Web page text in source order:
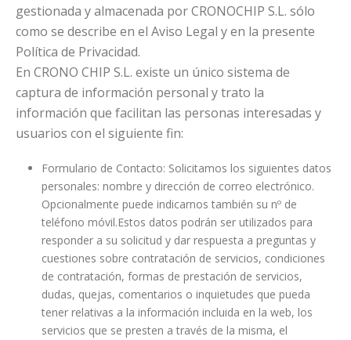
gestionada y almacenada por CRONOCHIP S.L. sólo
como se describe en el Aviso Legal y en la presente
Política de Privacidad.
En CRONO CHIP S.L. existe un único sistema de
captura de información personal y trato la
información que facilitan las personas interesadas y
usuarios con el siguiente fin:
Formulario de Contacto: Solicitamos los siguientes datos
personales: nombre y dirección de correo electrónico.
Opcionalmente puede indicarnos también su nº de
teléfono móvil.Estos datos podrán ser utilizados para
responder a su solicitud y dar respuesta a preguntas y
cuestiones sobre contratación de servicios, condiciones
de contratación, formas de prestación de servicios,
dudas, quejas, comentarios o inquietudes que pueda
tener relativas a la información incluida en la web, los
servicios que se presten a través de la misma, el